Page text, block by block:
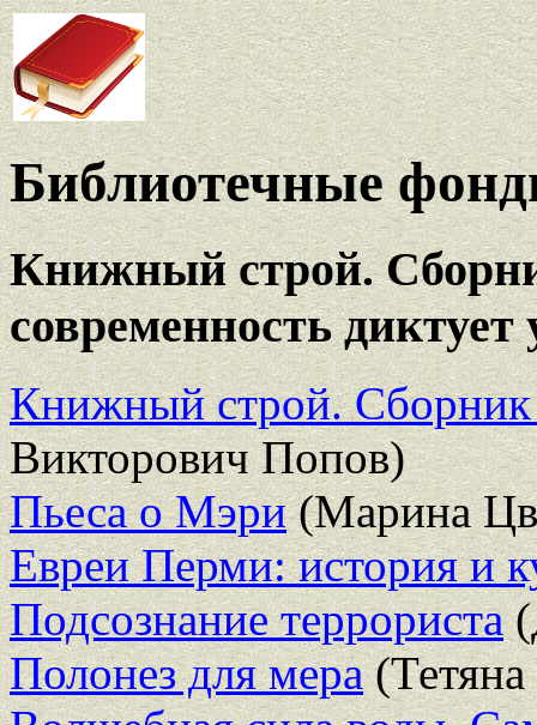
Библиотечные
Книжный строй.
современность диктует
Книжный строй. Сборник
Викторович Попов)
Пьеса о Мэри(Марина
Евреи Перми: история и
Подсознание террориста
Полонез для мера(Тетяна